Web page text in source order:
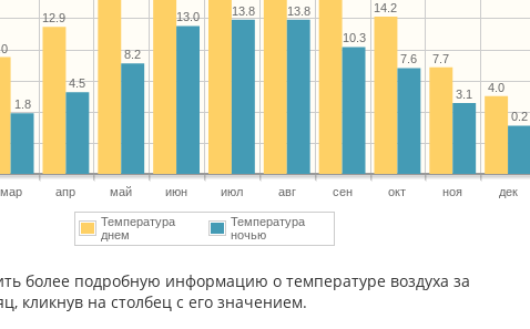
мар апр май июн июл авг сен окт ноя дек
4.0
7.7
14.2
12.9
0.2
3.1
7.6
10.3
13.8
13.8
13.0
8.2
4.5
1.8
Температура
днем
Температура
ночью
более подробную информацию о температуре воздуха за
кликнув на столбец с его значением.